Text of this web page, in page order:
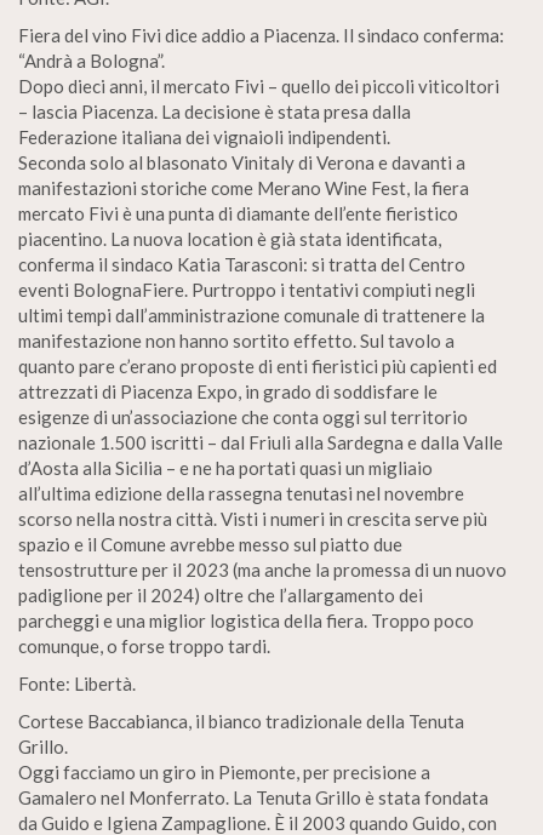
Fiera del vino Fivi dice addio a Piacenza. Il sindaco conferma:
“Andrà a Bologna”.
Dopo dieci anni, il mercato Fivi – quello dei piccoli viticoltori
– lascia Piacenza. La decisione è stata presa dalla
Federazione italiana dei vignaioli indipendenti.
Seconda solo al blasonato Vinitaly di Verona e davanti a
manifestazioni storiche come Merano Wine Fest, la fiera
mercato Fivi è una punta di diamante dell’ente fieristico
piacentino. La nuova location è già stata identificata,
conferma il sindaco Katia Tarasconi: si tratta del Centro
eventi BolognaFiere. Purtroppo i tentativi compiuti negli
ultimi tempi dall’amministrazione comunale di trattenere la
manifestazione non hanno sortito effetto. Sul tavolo a
quanto pare c’erano proposte di enti fieristici più capienti ed
attrezzati di Piacenza Expo, in grado di soddisfare le
esigenze di un’associazione che conta oggi sul territorio
nazionale 1.500 iscritti – dal Friuli alla Sardegna e dalla Valle
d’Aosta alla Sicilia – e ne ha portati quasi un migliaio
all’ultima edizione della rassegna tenutasi nel novembre
scorso nella nostra città. Visti i numeri in crescita serve più
spazio e il Comune avrebbe messo sul piatto due
tensostrutture per il 2023 (ma anche la promessa di un nuovo
padiglione per il 2024) oltre che l’allargamento dei
parcheggi e una miglior logistica della fiera. Troppo poco
comunque, o forse troppo tardi.
Fonte: Libertà.
Cortese Baccabianca, il bianco tradizionale della Tenuta
Grillo.
Oggi facciamo un giro in Piemonte, per precisione a
Gamalero nel Monferrato. La Tenuta Grillo è stata fondata
da Guido e Igiena Zampaglione. È il 2003 quando Guido, con